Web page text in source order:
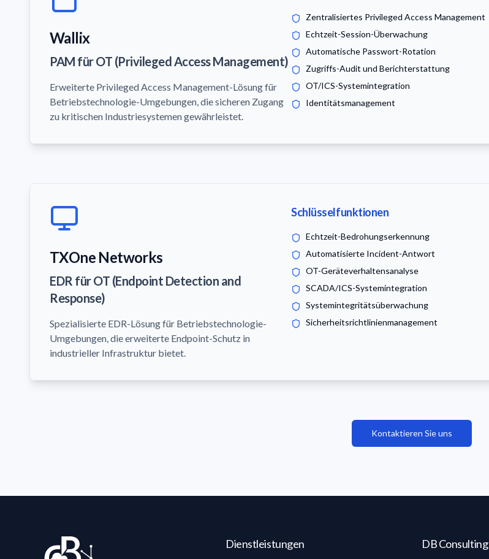
Wallix
PAM für OT (Privileged Access Management)
Erweiterte Privileged Access Management-Lösung für
Betriebstechnologie-Umgebungen, die sicheren Zugang
zu kritischen Industriesystemen gewährleistet.
Zentralisiertes Privileged Access Management
Echtzeit-Session-Überwachung
Automatische Passwort-Rotation
Zugriffs-Audit und Berichterstattung
OT/ICS-Systemintegration
Identitätsmanagement
TXOne Networks
EDR für OT (Endpoint Detection and
Response)
Spezialisierte EDR-Lösung für Betriebstechnologie-
Umgebungen, die erweiterte Endpoint-Schutz in
industrieller Infrastruktur bietet.
Schlüsselfunktionen
Echtzeit-Bedrohungserkennung
Automatisierte Incident-Antwort
OT-Geräteverhaltensanalyse
SCADA/ICS-Systemintegration
Systemintegritätsüberwachung
Sicherheitsrichtlinienmanagement
Kontaktieren Sie uns
Dienstleistungen DB Consulting